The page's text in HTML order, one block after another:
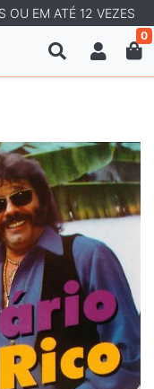
OU EM ATÉ 12 VEZES
0